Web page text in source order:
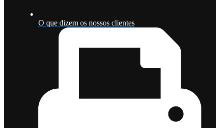
O que dizem os nossos clientes